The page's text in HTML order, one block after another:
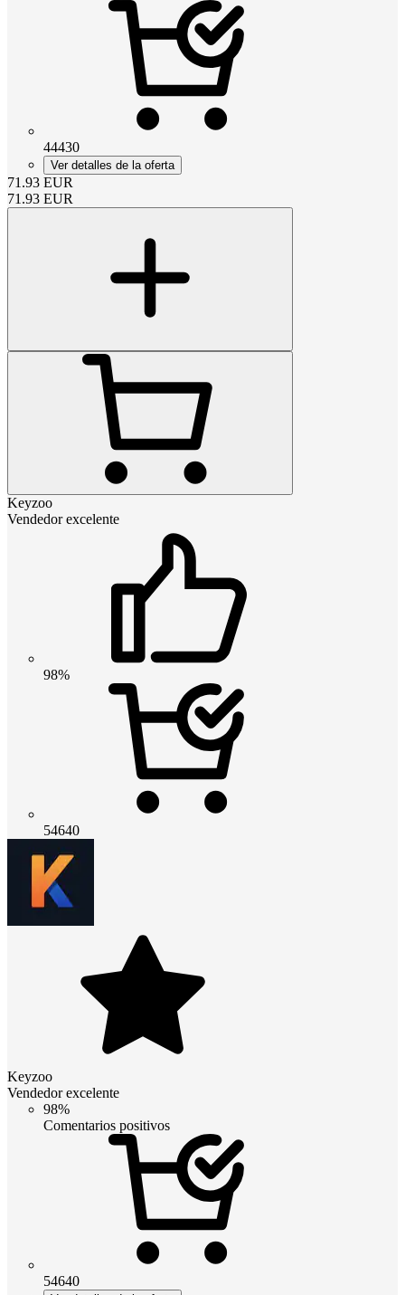
44430
Ver detalles de la oferta
71.93 EUR
71.93 EUR
Keyzoo
Vendedor excelente
98%
54640
Keyzoo
Vendedor excelente
98%
Comentarios positivos
54640